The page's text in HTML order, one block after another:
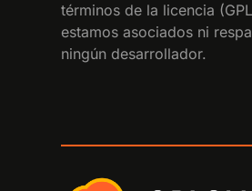
términos de la licencia
estamos asociados ni
ningún desarrollador.